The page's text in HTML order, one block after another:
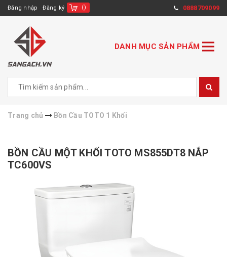
Đăng nhập Đăng ký () 0888709099
DANH MỤC SẢN PHẨM
Trang chủ Bồn Cầu TOTO 1 Khối
BỒN CẦU MỘT KHỐI TOTO MS855DT8 NẮP
TC600VS